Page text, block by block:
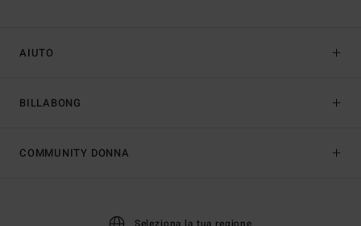
AIUTO
BILLABONG
COMMUNITY DONNA